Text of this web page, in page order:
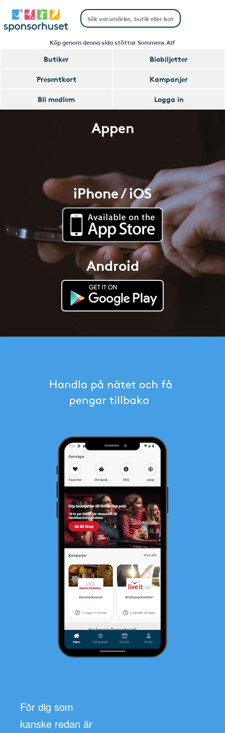
Köp genom denna sida stöttar Sommens AIF
Butiker
Biobiljetter
Presentkort
Kampanjer
Bli medlem
Logga in
Appen
iPhone / iOS
Android
För dig som
kanske redan är